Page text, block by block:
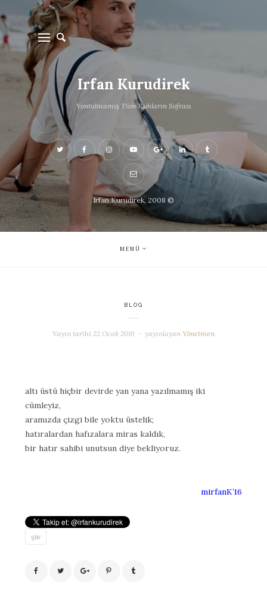
Irfan Kurudirek
Yontulmamış Tüm Ruhların Sofrası
Irfan Kurudirek, 2008 ©
MENÜ
BLOG
Yayın tarihi22 Ocak 2016 yayınlayan Yönetmen
altı üstü hiçbir devirde yan yana yazılmamış iki
cümleyiz,
aramızda çizgi bile yoktu üstelik;
hatıralardan hafızalara miras kaldık,
bir hatır sahibi unutsun diye bekliyoruz.
mirfanK’16
şiir